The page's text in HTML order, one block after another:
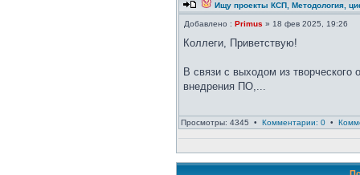
Ищу проекты КСП, Методология,
Добавлено : Primus » 18 фев 2025, 19:26
Коллеги, Приветствую!
В связи с выходом из
внедрения ПО,...
Просмотры: 4345 • Комментарии: 0 •